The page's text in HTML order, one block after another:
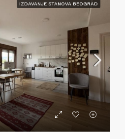
IZDAVANJE STANOVA BEOGRAD